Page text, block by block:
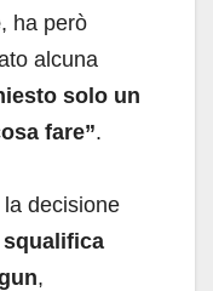
, ha però
alcuna
solo un
fare”.
decisione
,